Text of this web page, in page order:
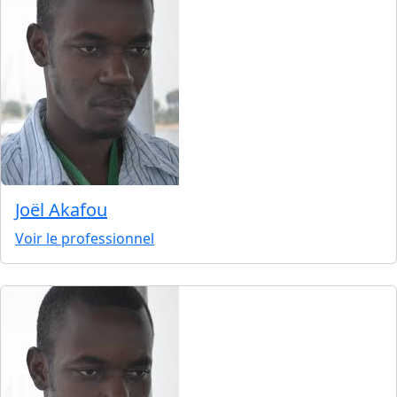
Joël Akafou
Voir le professionnel